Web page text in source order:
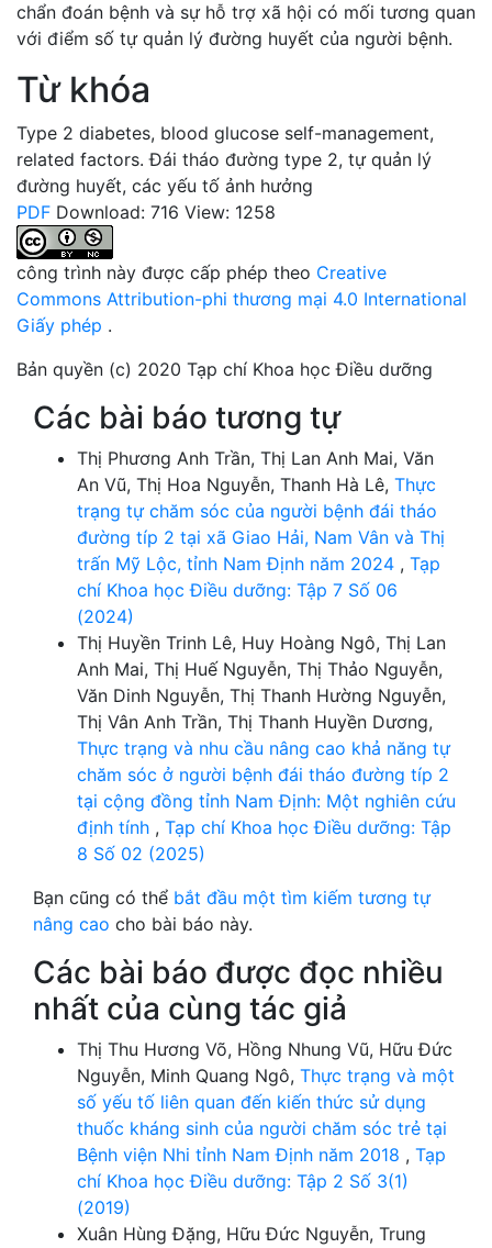
chẩn đoán bệnh và sự hỗ trợ xã hội có mối tương quan
với điểm số tự quản lý đường huyết của người bệnh.
Từ khóa
Type 2 diabetes, blood glucose self-management,
related factors. Đái tháo đường type 2, tự quản lý
đường huyết, các yếu tố ảnh hưởng
PDF Download: 716 View: 1258
công trình này được cấp phép theo Creative
Commons Attribution-phi thương mại 4.0 International
Giấy phép .
Bản quyền (c) 2020 Tạp chí Khoa học Điều dưỡng
Các bài báo tương tự
Thị Phương Anh Trần, Thị Lan Anh Mai, Văn
An Vũ, Thị Hoa Nguyễn, Thanh Hà Lê, Thực
trạng tự chăm sóc của người bệnh đái tháo
đường típ 2 tại xã Giao Hải, Nam Vân và Thị
trấn Mỹ Lộc, tỉnh Nam Định năm 2024 , Tạp
chí Khoa học Điều dưỡng: Tập 7 Số 06
(2024)
Thị Huyền Trinh Lê, Huy Hoàng Ngô, Thị Lan
Anh Mai, Thị Huế Nguyễn, Thị Thảo Nguyễn,
Văn Dinh Nguyễn, Thị Thanh Hường Nguyễn,
Thị Vân Anh Trần, Thị Thanh Huyền Dương,
Thực trạng và nhu cầu nâng cao khả năng tự
chăm sóc ở người bệnh đái tháo đường típ 2
tại cộng đồng tỉnh Nam Định: Một nghiên cứu
định tính , Tạp chí Khoa học Điều dưỡng: Tập
8 Số 02 (2025)
Bạn cũng có thể bắt đầu một tìm kiếm tương tự
nâng cao cho bài báo này.
Các bài báo được đọc nhiều
nhất của cùng tác giả
Thị Thu Hương Võ, Hồng Nhung Vũ, Hữu Đức
Nguyễn, Minh Quang Ngô, Thực trạng và một
số yếu tố liên quan đến kiến thức sử dụng
thuốc kháng sinh của người chăm sóc trẻ tại
Bệnh viện Nhi tỉnh Nam Định năm 2018 , Tạp
chí Khoa học Điều dưỡng: Tập 2 Số 3(1)
(2019)
Xuân Hùng Đặng, Hữu Đức Nguyễn, Trung